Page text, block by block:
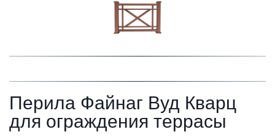
Перила Файнаг Вуд Кварц
для ограждения террасы